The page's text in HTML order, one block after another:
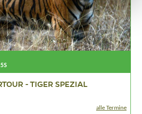
- TIGER SPEZIAL
alle Termine